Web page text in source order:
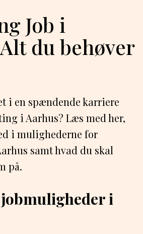
Job i
du behøver
i en spændende karriere
i Aarhus? Læs med her,
i mulighederne for
samt hvad du skal
på.
i